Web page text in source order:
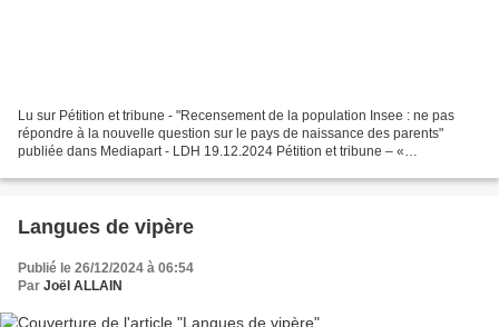
Lu sur Pétition et tribune - "Recensement de la population Insee : ne pas
répondre à la nouvelle question sur le pays de naissance des parents"
publiée dans Mediapart - LDH 19.12.2024 Pétition et tribune – «
Langues de vipère
Publié le 26/12/2024 à 06:54
Par Joël ALLAIN